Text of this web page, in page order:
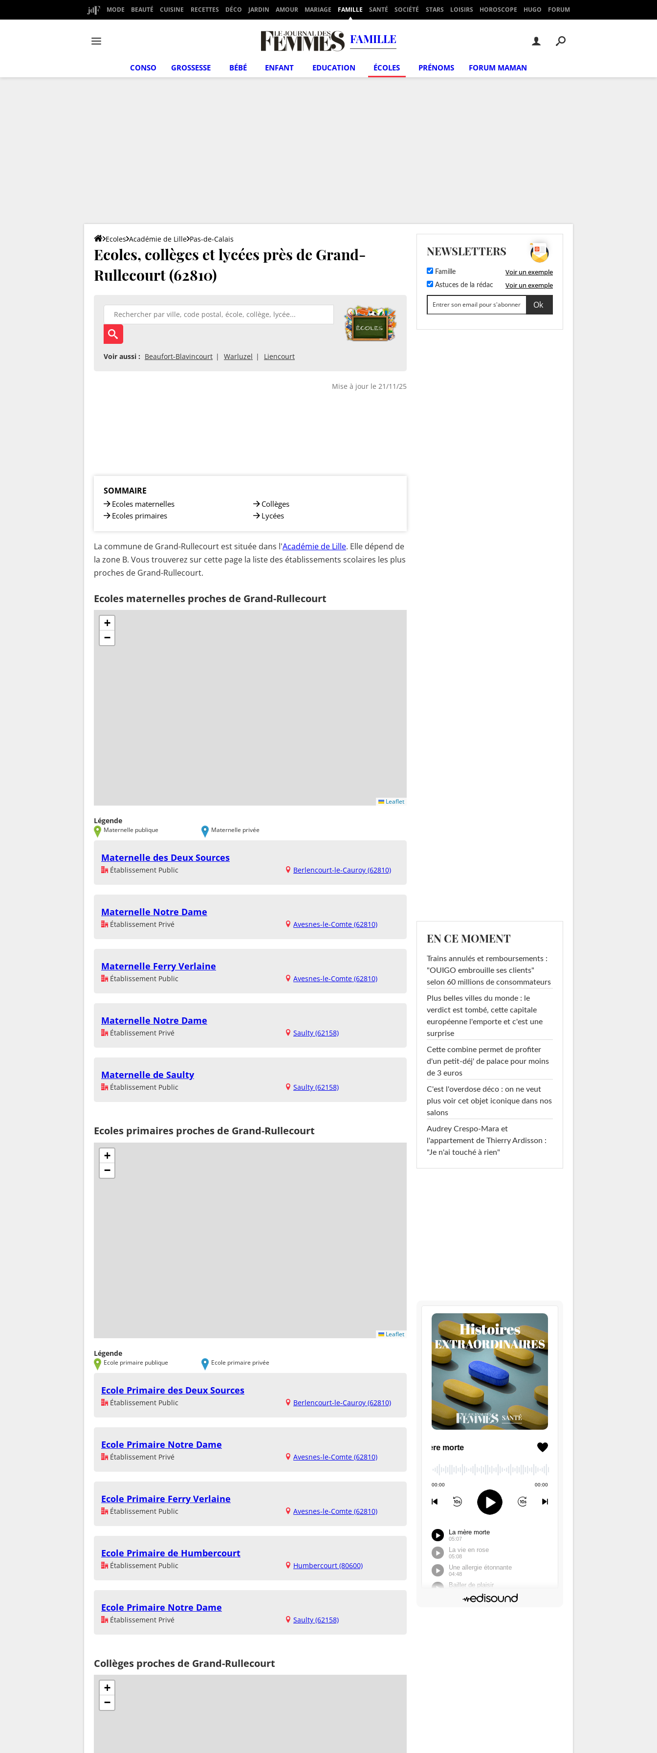
MODE BEAUTÉ CUISINE RECETTES DÉCO JARDIN AMOUR MARIAGE FAMILLE SANTÉ SOCIÉTÉ STARS LOISIRS HOROSCOPE HUGO FORUM
FAMILLE
CONSO GROSSESSE BÉBÉ ENFANT EDUCATION ÉCOLES PRÉNOMS FORUM MAMAN
Ecoles Académie de Lille Pas-de-Calais
Ecoles, collèges et lycées près de Grand-
Rullecourt (62810)
Voir aussi : Beaufort-Blavincourt Warluzel Liencourt
Mise à jour le 21/11/25
SOMMAIRE
Ecoles maternelles
Ecoles primaires
Collèges
Lycées
La commune de Grand-Rullecourt est située dans l'Académie de Lille. Elle dépend de
la zone B. Vous trouverez sur cette page la liste des établissements scolaires les plus
proches de Grand-Rullecourt.
Ecoles maternelles proches de Grand-Rullecourt
+
−
Leaflet
Légende
Maternelle publique Maternelle privée
Maternelle des Deux Sources
Établissement Public Berlencourt-le-Cauroy (62810)
Maternelle Notre Dame
Établissement Privé Avesnes-le-Comte (62810)
Maternelle Ferry Verlaine
Établissement Public Avesnes-le-Comte (62810)
Maternelle Notre Dame
Établissement Privé Saulty (62158)
Maternelle de Saulty
Établissement Public Saulty (62158)
Ecoles primaires proches de Grand-Rullecourt
+
−
Leaflet
Légende
Ecole primaire publique Ecole primaire privée
Ecole Primaire des Deux Sources
Établissement Public Berlencourt-le-Cauroy (62810)
Ecole Primaire Notre Dame
Établissement Privé Avesnes-le-Comte (62810)
Ecole Primaire Ferry Verlaine
Établissement Public Avesnes-le-Comte (62810)
Ecole Primaire de Humbercourt
Établissement Public Humbercourt (80600)
Ecole Primaire Notre Dame
Établissement Privé Saulty (62158)
Collèges proches de Grand-Rullecourt
+
−
NEWSLETTERS
Famille Voir un exemple
Astuces de la rédac Voir un exemple
EN CE MOMENT
Trains annulés et remboursements :
"OUIGO embrouille ses clients"
selon 60 millions de consommateurs
Plus belles villes du monde : le
verdict est tombé, cette capitale
européenne l'emporte et c'est une
surprise
Cette combine permet de profiter
d'un petit-déj' de palace pour moins
de 3 euros
C'est l'overdose déco : on ne veut
plus voir cet objet iconique dans nos
salons
Audrey Crespo-Mara et
l'appartement de Thierry Ardisson :
"Je n'ai touché à rien"